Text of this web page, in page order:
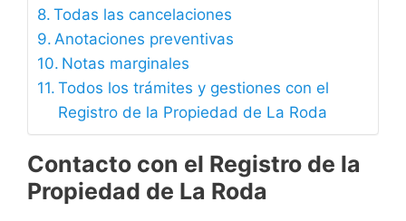
Todas las cancelaciones
Anotaciones preventivas
Notas marginales
Todos los trámites y gestiones con el
Registro de la Propiedad de La Roda
Contacto con el Registro de la
Propiedad de La Roda